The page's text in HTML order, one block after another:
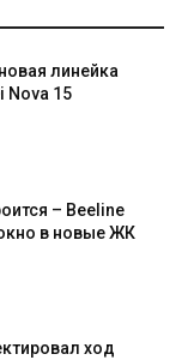
линейка
Nova 15
– Beeline
в новые ЖК
ход